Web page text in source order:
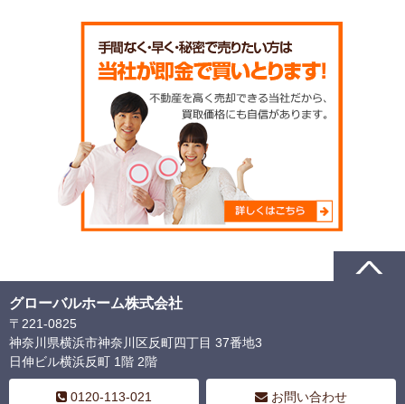
グローバルホーム株式会社
〒221-0825
神奈川県横浜市神奈川区反町四丁目 37番地3
日伸ビル横浜反町 1階 2階
0120-113-021 お問い合わせ